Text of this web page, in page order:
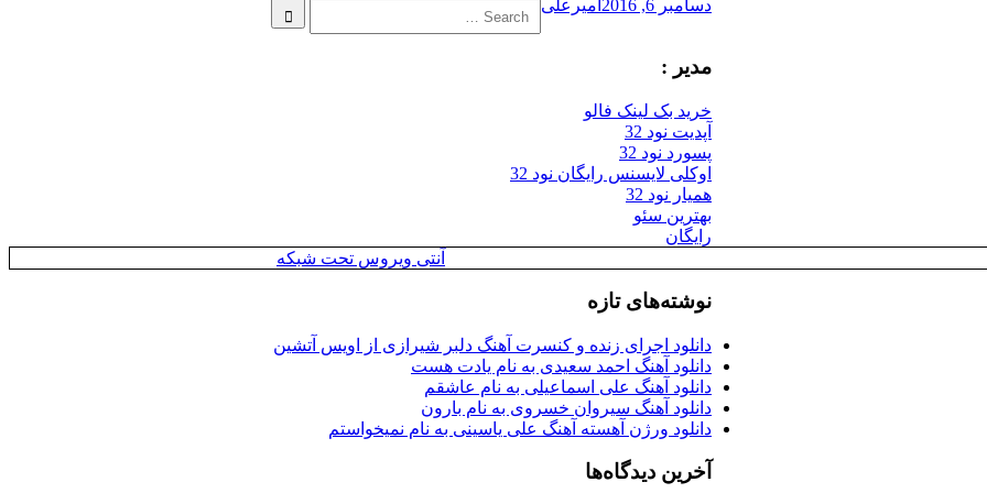
دسامبر 6, 2016 امیرعلی
for:
Search
مدیر :
خرید بک لینک فالو
آپدیت نود 32
پسورد نود 32
اوکلی لایسنس رایگان نود 32
همیار نود 32
بهترین سئو
رایگان
آنتی ویروس تحت شبکه
نوشته‌های تازه
دانلود اجرای زنده و کنسرت آهنگ دلبر شیرازی از اویس آتشین
دانلود آهنگ احمد سعیدی به نام یادت هست
دانلود آهنگ علی اسماعیلی به نام عاشقم
دانلود آهنگ سیروان خسروی به نام بارون
دانلود ورژن آهسته آهنگ علی یاسینی به نام نمیخواستم
آخرین دیدگاه‌ها